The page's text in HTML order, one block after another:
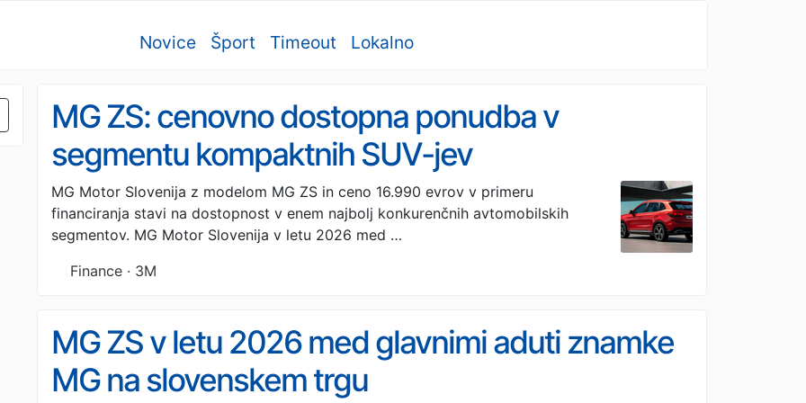
Novice Šport Timeout Lokalno
MG ZS: cenovno dostopna ponudba v
segmentu kompaktnih SUV-jev
MG Motor Slovenija z modelom MG ZS in ceno 16.990 evrov v primeru
financiranja stavi na dostopnost v enem najbolj konkurenčnih avtomobilskih
segmentov. MG Motor Slovenija v letu 2026 med …
Finance · 3M
MG ZS v letu 2026 med glavnimi aduti znamke
MG na slovenskem trgu